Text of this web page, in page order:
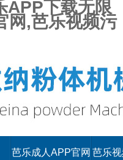
APP下载无限
网,芭乐视频污
芭乐成人APP官网 芭乐